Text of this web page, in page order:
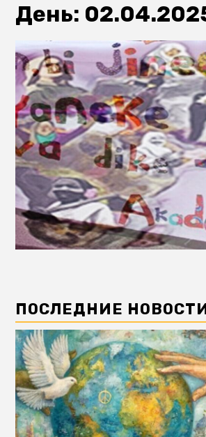
День:
ПОСЛЕДНИЕ